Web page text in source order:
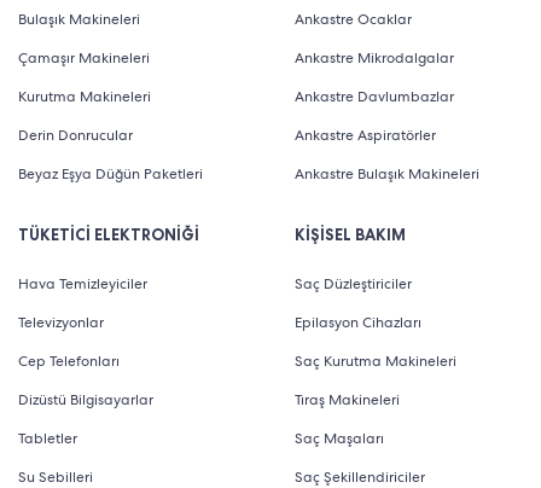
Bulaşık Makineleri
Çamaşır Makineleri
Kurutma Makineleri
Derin Donrucular
Beyaz Eşya Düğün Paketleri
TÜKETİCİ ELEKTRONİĞİ
Hava Temizleyiciler
Televizyonlar
Cep Telefonları
Dizüstü Bilgisayarlar
Tabletler
Su Sebilleri
Ankastre Ocaklar
Ankastre Mikrodalgalar
Ankastre Davlumbazlar
Ankastre Aspiratörler
Ankastre Bulaşık Makineleri
KİŞİSEL BAKIM
Saç Düzleştiriciler
Epilasyon Cihazları
Saç Kurutma Makineleri
Tıraş Makineleri
Saç Maşaları
Saç Şekillendiriciler